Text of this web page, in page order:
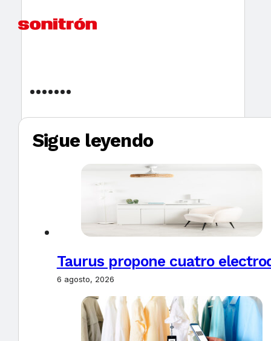
Sigue leyendo
Taurus propone cuatro
6 agosto, 2026